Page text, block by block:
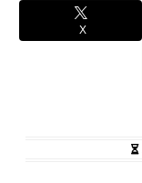
X